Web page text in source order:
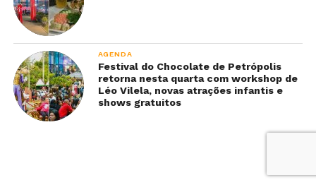
AGENDA
Festival do Chocolate de Petrópolis
retorna nesta quarta com workshop de
Léo Vilela, novas atrações infantis e
shows gratuitos